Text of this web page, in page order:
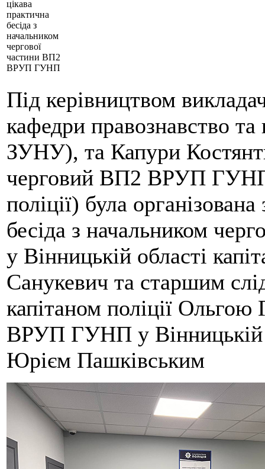
цікава
практична
бесіда з
начальником
чергової
частини ВП2
ВРУП ГУНП
Під керівництвом
кафедри правознавство
ЗУНУ), та Капури
черговий ВП2 ВРУП ГУНП
поліції) була
бесіда з начальником
у Вінницькій області
Санукевич та старшим
капітаном поліції
ВРУП ГУНП у Вінницькій
Юрієм Пашківським